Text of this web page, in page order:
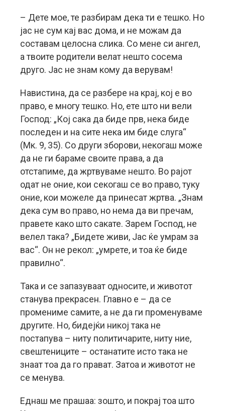
– Дете мое, те разбирам дека ти е тешко. Но
јас не сум кај вас дома, и не можам да
составам целосна слика. Со мене си ангел,
а твоите родители велат нешто сосема
друго. Јас не знам кому да верувам!
Навистина, да се разбере на крај, кој е во
право, е многу тешко. Но, ете што ни вели
Господ: „Кој сака да биде прв, нека биде
последен и на сите нека им биде слуга“
(Мк. 9, 35). Со други зборови, некогаш може
да не ги бараме своите права, а да
отстапиме, да жртвуваме нешто. Во рајот
одат не оние, кои секогаш се во право, туку
оние, кои можеле да принесат жртва. „Знам
дека сум во право, но нема да ви пречам,
правете како што сакате. Зарем Господ, не
велел така? „Бидете живи, Јас ќе умрам за
вас“. Он не рекол: „умрете, и тоа ќе биде
правилно“.
Така и се запазуваат односите, и животот
станува прекрасен. Главно е – да се
промениме самите, а не да ги променуваме
другите. Но, бидејќи никој така не
постапува – ниту политичарите, ниту ние,
свештениците – останатите исто така не
знаат тоа да го прават. Затоа и животот не
се менува.
Еднаш ме прашаа: зошто, и покрај тоа што